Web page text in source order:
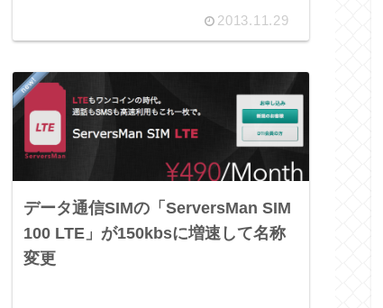
2013.11.29
データ通信SIMの「ServersMan SIM
100 LTE」が150kbsに増速して名称
変更